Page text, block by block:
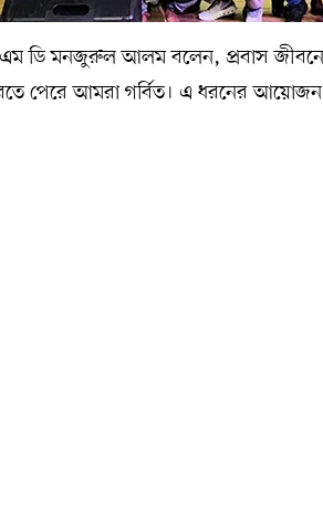
ডি মনজুরুল আলম বলেন, প্রবাস
পেরে আমরা গর্বিত। এ ধরনের